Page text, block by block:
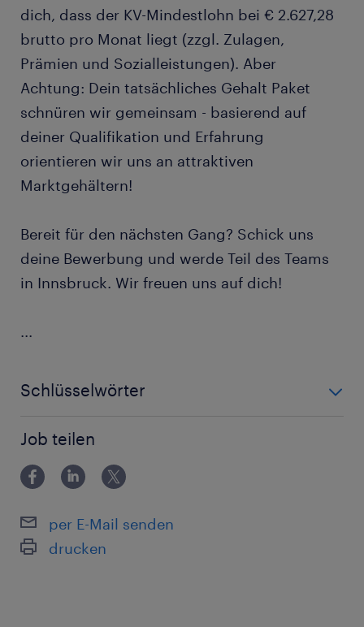
dich, dass der KV-Mindestlohn bei € 2.627,28
brutto pro Monat liegt (zzgl. Zulagen,
Prämien und Sozialleistungen). Aber
Achtung: Dein tatsächliches Gehalt Paket
schnüren wir gemeinsam - basierend auf
deiner Qualifikation und Erfahrung
orientieren wir uns an attraktiven
Marktgehältern!
Bereit für den nächsten Gang? Schick uns
deine Bewerbung und werde Teil des Teams
in Innsbruck. Wir freuen uns auf dich!
...
Schlüsselwörter
Job teilen
per E-Mail senden
drucken